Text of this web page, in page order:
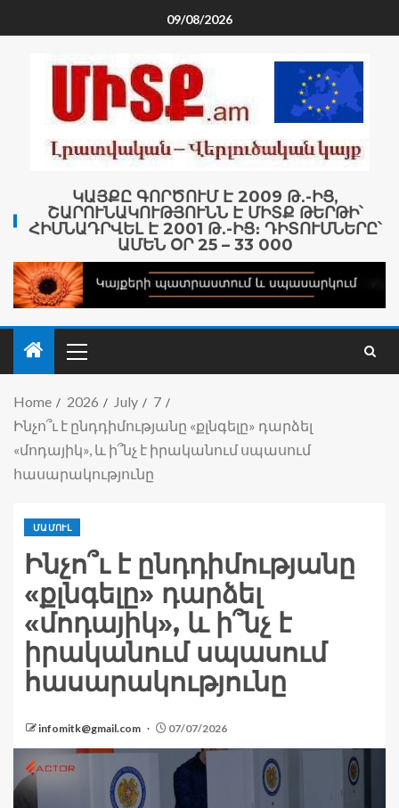
09/08/2026
ԿԱՅՔԸ ԳՈՐԾՈՒՄ Է 2009 Թ․-ԻՑ,
ՇԱՐՈՒՆԱԿՈՒԹՅՈՒՆՆ Է ՄԻՏՔ ԹԵՐԹԻ՝
ՀԻՄՆԱԴՐՎԵԼ Է 2001 Թ․-ԻՑ։ ԴԻՏՈՒՄՆԵՐԸ՝
ԱՄԵՆ ՕՐ 25 – 33 000
Home 2026 July
7
Ինչո՞ւ է ընդդիմությանը «քլնգելը» դարձել
«մոդայիկ», և ի՞նչ է իրականում սպասում
հասարակությունը
ՄԱՄՈՒԼ
Ինչո՞ւ է ընդդիմությանը
«քլնգելը» դարձել
«մոդայիկ», և ի՞նչ է
իրականում սպասում
հասարակությունը
infomitk@gmail.com 07/07/2026